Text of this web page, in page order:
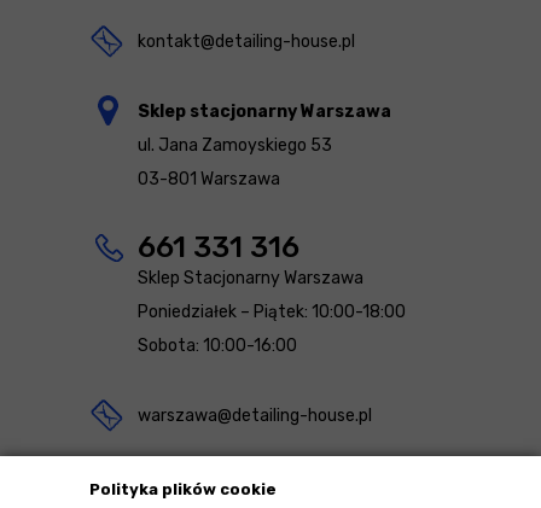
Polityka plików cookie
kontakt@detailing-house.pl
Sklep stacjonarny Warszawa
ul. Jana Zamoyskiego 53
03-801 Warszawa
661 331 316
Sklep Stacjonarny Warszawa
Poniedziałek – Piątek: 10:00-18:00
Sobota: 10:00-16:00
warszawa@detailing-house.pl
Magazyn Rekcin